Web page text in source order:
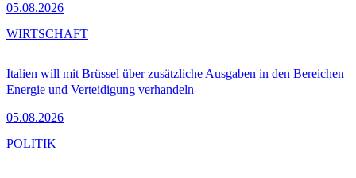
05.08.2026
Italien will mit Brüssel über zusätzliche Ausgaben in den Bereichen
Energie und Verteidigung verhandeln
05.08.2026
WIRTSCHAFT
POLITIK